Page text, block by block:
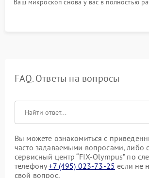
Ваш микроскоп снова у вас в полностью
FAQ. Ответы на вопросы
Вы можете ознакомиться с
часто задаваемыми вопросами, либо
сервисный центр “FIX-Olympus” по
телефону+7 (495) 023-73-25 если не
свой вопрос.